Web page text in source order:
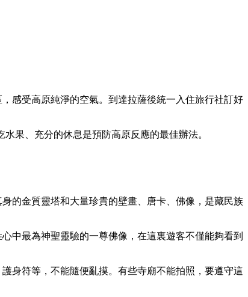
感受高原純淨的空氣。到達拉薩後統一入住旅行社訂好
果、充分的休息是預防高原反應的最佳辦法。
的金質靈塔和大量珍貴的壁畫、唐卡、佛像，是藏民族
中最為神聖靈驗的一尊佛像，在這裏遊客不僅能夠看到
身符等，不能隨便亂摸。有些寺廟不能拍照，要遵守這